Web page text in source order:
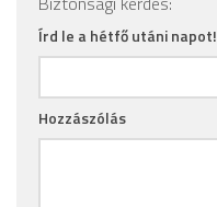
Írd le a hétfő utáni napot!
Hozzászólás